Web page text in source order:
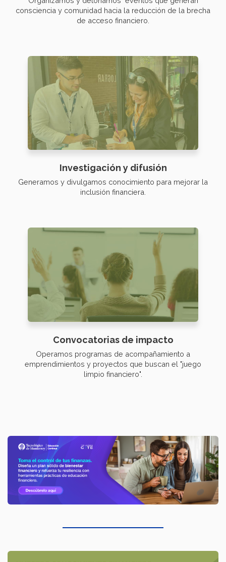
consciencia y comunidad hacia la reducción de la brecha
de acceso financiero.
Investigación y difusión
Generamos y divulgamos conocimiento para mejorar la
inclusión financiera.
Convocatorias de impacto
Operamos programas de acompañamiento a
emprendimientos y proyectos que buscan el "juego
limpio financiero".